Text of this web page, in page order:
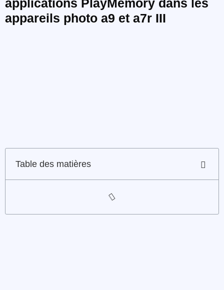
applications PlayMemory dans les
appareils photo a9 et a7r III
Table des matières